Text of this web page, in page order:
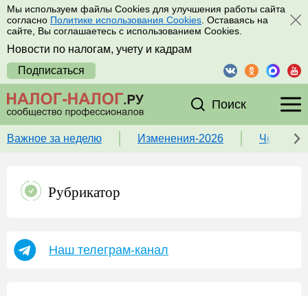
Мы используем файлы Cookies для улучшения работы сайта
согласно Политике использования Cookies . Оставаясь на
сайте, Вы соглашаетесь с использованием Cookies.
Новости по налогам, учету и кадрам
Подписаться
Поиск
Важное за неделю Изменения-2026 Чек-
Рубрикатор
Наш телеграм-канал